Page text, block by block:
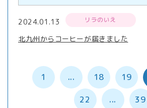
2024.01.13 リラのいえ
北九州からコーヒーが届きました
1 ... 18 19
22 ... 39